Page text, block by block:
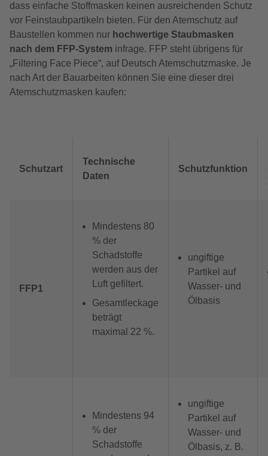
dass einfache Stoffmasken keinen ausreichenden Schutz
vor Feinstaubpartikeln bieten. Für den Atemschutz auf
Baustellen kommen nur hochwertige Staubmasken
nach dem FFP-System infrage. FFP steht übrigens für
„Filtering Face Piece“, auf Deutsch Atemschutzmaske. Je
nach Art der Bauarbeiten können Sie eine dieser drei
Atemschutzmasken kaufen:
Schutzart
Technische
Daten
Schutzfunktion
FFP1
Mindestens 80
% der
Schadstoffe
werden aus der
Luft gefiltert.
Gesamtleckage
beträgt
maximal 22 %.
ungiftige
Partikel auf
Wasser- und
Ölbasis
Mindestens 94
% der
Schadstoffe
ungiftige
Partikel auf
Wasser- und
Ölbasis, z. B.